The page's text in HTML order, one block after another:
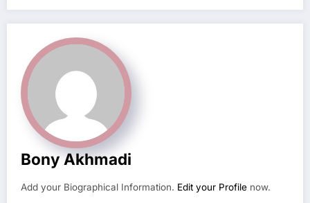
Bony Akhmadi
Add your Biographical Information. Edit your Profile now.